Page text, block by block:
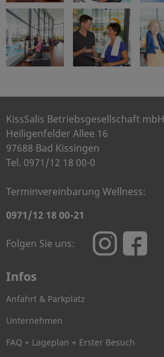
KissSalis Betriebsgesellschaft mbH
Heiligenfelder Allee 16
97688 Bad Kissingen
Tel. 0971/12 18 00-0
Terminvereinbarung Wellness:
0971/12 18 00-21
Folgen Sie uns:
Infos
Anfahrt & Parkplatz
Unternehmen
FAQ + Lageplan + Erster Besuch